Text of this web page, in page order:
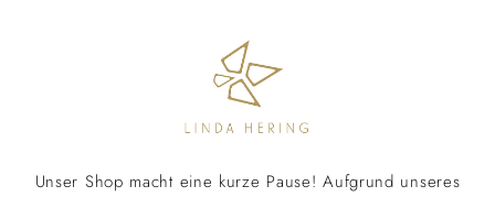
Unser Shop macht eine kurze Pause! Aufgrund unseres